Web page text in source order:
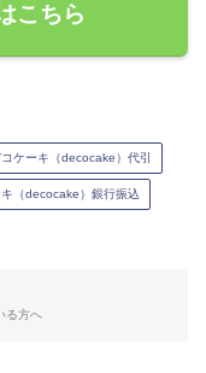
こちら
ケーキ（decocake）代引
（decocake）銀行振込
る方へ